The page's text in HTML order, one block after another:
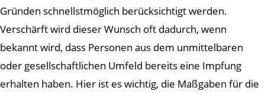
Gründen schnellstmöglich berücksichtigt werden.
Verschärft wird dieser Wunsch oft dadurch, wenn
bekannt wird, dass Personen aus dem unmittelbaren
oder gesellschaftlichen Umfeld bereits eine Impfung
erhalten haben. Hier ist es wichtig, die Maßgaben für die